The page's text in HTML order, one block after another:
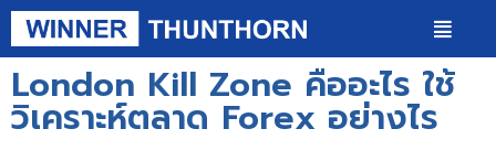
London Kill Zone คืออะไร ใช้
วิเคราะห์ตลาด Forex อย่างไร